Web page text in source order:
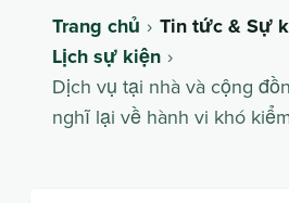
Trang chủ
Tin tức & Sự
Lịch sự kiện
Dịch vụ tại nhà và cộng
nghĩ lại về hành vi khó